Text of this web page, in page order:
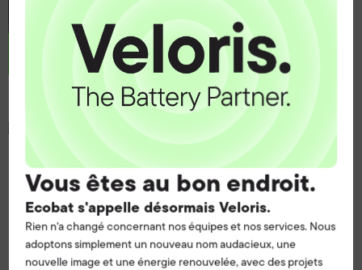
Vous êtes au bon endroit.
Ecobat s'appelle désormais Veloris.
Rien n'a changé concernant nos équipes et nos services. Nous
adoptons simplement un nouveau nom audacieux, une
nouvelle image et une énergie renouvelée, avec des projets
Lucas